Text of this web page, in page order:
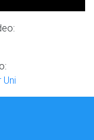
Uni